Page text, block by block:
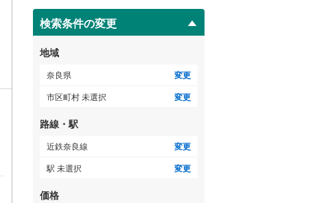
ジ
に
保
存
す
る
検索条件の変更
地域
奈良県 変更
市区町村 未選択 変更
路線・駅
近鉄奈良線 変更
駅 未選択 変更
価格